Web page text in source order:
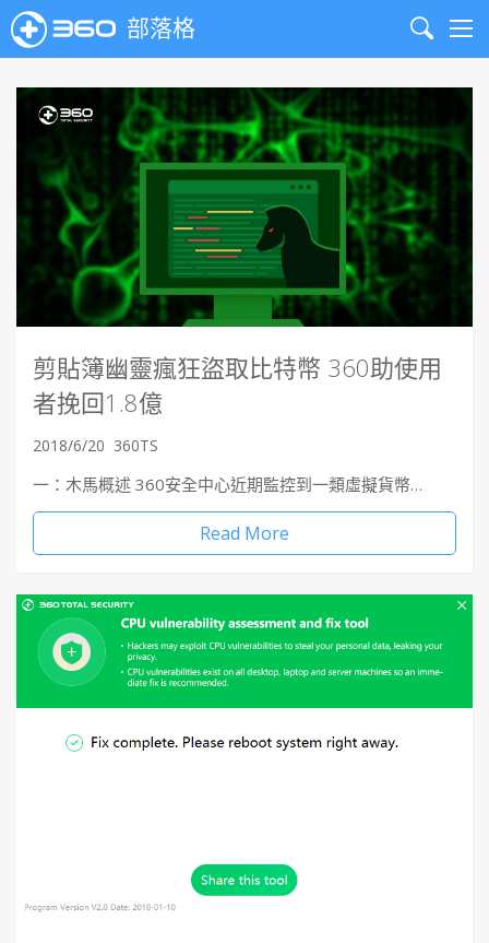
部落格
Search
剪貼簿幽靈瘋狂盜取比特幣 360助使用
者挽回1.8億
2018/6/20 360TS
一：木馬概述 360安全中心近期監控到一類虛擬貨幣…
Read More